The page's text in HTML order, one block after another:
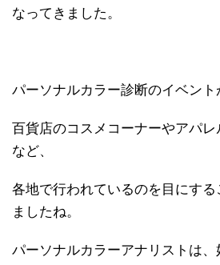
なってきました。
パーソナルカラー診断のイベント
百貨店のコスメコーナーやアパ
など、
各地で行われているのを目にする
ましたね。
パーソナルカラーアナリストは